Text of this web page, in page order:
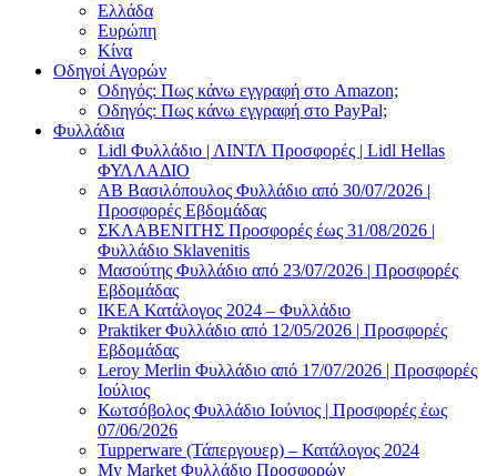
Ελλάδα
Ευρώπη
Κίνα
Οδηγοί Αγορών
Οδηγός: Πως κάνω εγγραφή στο Amazon;
Οδηγός: Πως κάνω εγγραφή στο PayPal;
Φυλλάδια
Lidl Φυλλάδιο | ΛΙΝΤΛ Προσφορές | Lidl Hellas
ΦΥΛΛΑΔΙΟ
AB Βασιλόπουλος Φυλλάδιο από 30/07/2026 |
Προσφορές Εβδομάδας
ΣΚΛΑΒΕΝΙΤΗΣ Προσφορές έως 31/08/2026 |
Φυλλάδιο Sklavenitis
Μασούτης Φυλλάδιο από 23/07/2026 | Προσφορές
Εβδομάδας
ΙΚΕΑ Κατάλογος 2024 – Φυλλάδιο
Praktiker Φυλλάδιο από 12/05/2026 | Προσφορές
Εβδομάδας
Leroy Merlin Φυλλάδιο από 17/07/2026 | Προσφορές
Ιούλιος
Κωτσόβολος Φυλλάδιο Ιούνιος | Προσφορές έως
07/06/2026
Tupperware (Τάπεργουερ) – Κατάλογος 2024
My Market Φυλλάδιο Προσφορών